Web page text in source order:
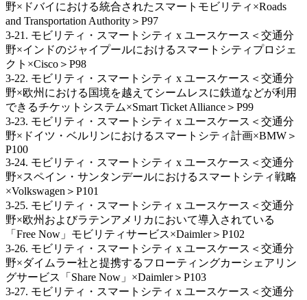
野×ドバイにおける統合されたスマートモビリティ×Roads
and Transportation Authority＞P97
3‐21. モビリティ・スマートシティ x ユースケース＜交通分
野×インドのジャイプールにおけるスマートシティプロジェ
クト×Cisco＞P98
3‐22. モビリティ・スマートシティ x ユースケース＜交通分
野×欧州における国境を越えてシームレスに鉄道などが利用
できるチケットシステム×Smart Ticket Alliance＞P99
3-23. モビリティ・スマートシティ x ユースケース＜交通分
野×ドイツ・ベルリンにおけるスマートシティ計画×BMW＞
P100
3‐24. モビリティ・スマートシティ x ユースケース＜交通分
野×スペイン・サンタンデールにおけるスマートシティ戦略
×Volkswagen＞P101
3‐25. モビリティ・スマートシティ x ユースケース＜交通分
野×欧州およびラテンアメリカにおいて導入されている
「Free Now」モビリティサービス×Daimler＞P102
3‐26. モビリティ・スマートシティ x ユースケース＜交通分
野×ダイムラー社と提携するフローティングカーシェアリン
グサービス「Share Now」×Daimler＞P103
3‐27. モビリティ・スマートシティ x ユースケース＜交通分